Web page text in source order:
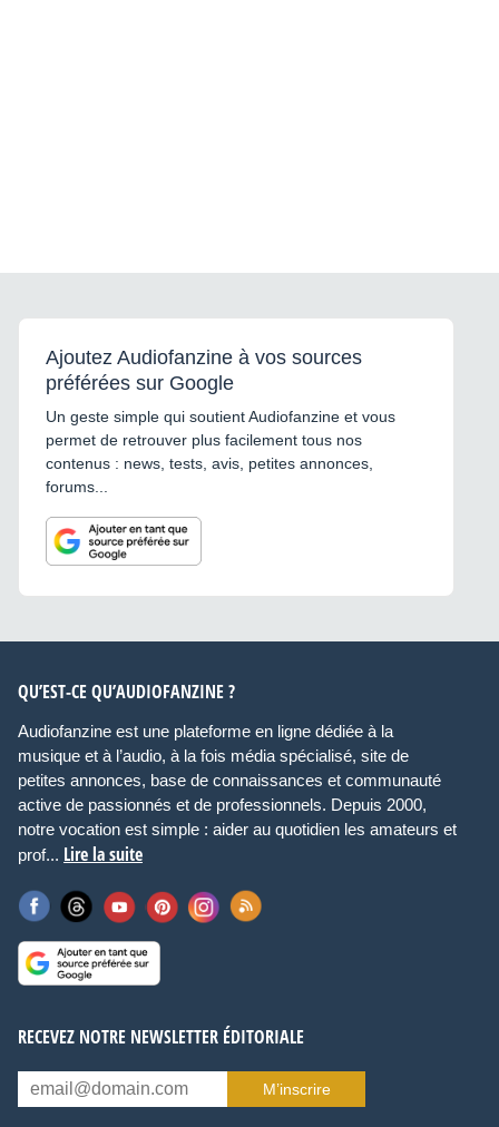
Ajoutez Audiofanzine à vos sources
préférées sur Google
Un geste simple qui soutient Audiofanzine et vous
permet de retrouver plus facilement tous nos
contenus : news, tests, avis, petites annonces,
forums...
QU’EST-CE QU’AUDIOFANZINE ?
Audiofanzine est une plateforme en ligne dédiée à la
musique et à l’audio, à la fois média spécialisé, site de
petites annonces, base de connaissances et communauté
active de passionnés et de professionnels. Depuis 2000,
notre vocation est simple : aider au quotidien les amateurs et
prof... Lire la suite
RECEVEZ NOTRE NEWSLETTER ÉDITORIALE
M’inscrire